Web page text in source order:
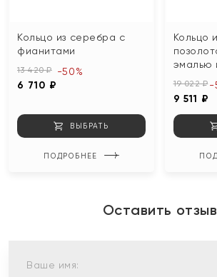
Кольцо из серебра с
фианитами
13 420 ₽
6 710 ₽
-50%
ВЫБРАТЬ
ПОДРОБНЕЕ
Кольцо
эмалью
19 022 ₽
9 511 ₽
-
Оставить отзыв
Ваше имя: